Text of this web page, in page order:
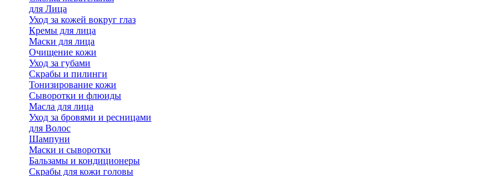
для Лица
Уход за кожей вокруг глаз
Кремы для лица
Маски для лица
Очищение кожи
Уход за губами
Скрабы и пилинги
Тонизирование кожи
Сыворотки и флюиды
Масла для лица
Уход за бровями и ресницами
для Волос
Шампуни
Маски и сыворотки
Бальзамы и кондиционеры
Скрабы для кожи головы